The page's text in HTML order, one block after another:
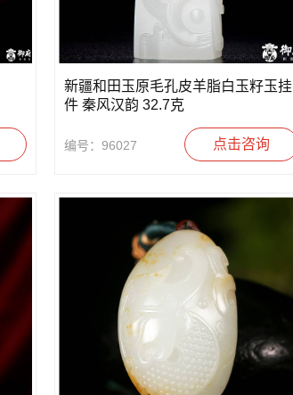
新疆和田玉原毛孔皮羊脂白玉籽玉挂
件 秦风汉韵 32.7克
编号：96027 点击咨询